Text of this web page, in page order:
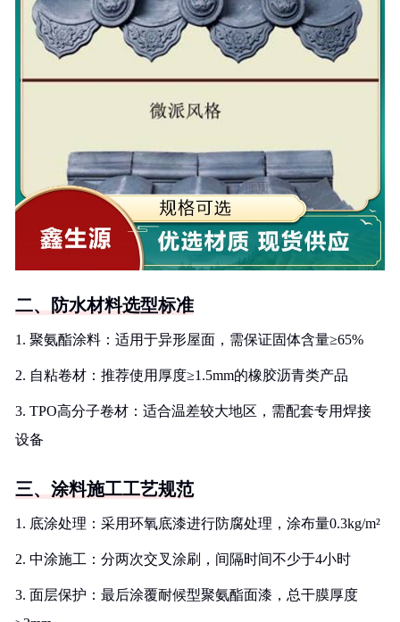
二、防水材料选型标准
1. 聚氨酯涂料：适用于异形屋面，需保证固体含量≥65%
2. 自粘卷材：推荐使用厚度≥1.5mm的橡胶沥青类产品
3. TPO高分子卷材：适合温差较大地区，需配套专用焊接
设备
三、涂料施工工艺规范
1. 底涂处理：采用环氧底漆进行防腐处理，涂布量0.3kg/m²
2. 中涂施工：分两次交叉涂刷，间隔时间不少于4小时
3. 面层保护：最后涂覆耐候型聚氨酯面漆，总干膜厚度